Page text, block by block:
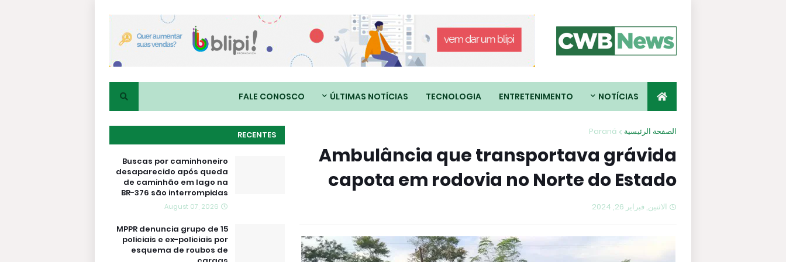
NOTÍCIAS
ENTRETENIMENTO
TECNOLOGIA
ÚLTIMAS NOTÍCIAS
FALE CONOSCO
الصفحة الرئيسية Paraná
Ambulância que transportava grávida
capota em rodovia no Norte do Estado
الاثنين, فبراير 26, 2024
RECENTES
Buscas por caminhoneiro
desaparecido após queda
de caminhão em lago na
BR-376 são interrompidas
August 07, 2026
MPPR denuncia grupo de 15
policiais e ex-policiais por
esquema de roubos de